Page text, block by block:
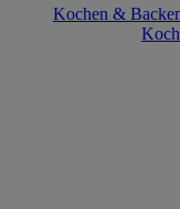
Kochen &